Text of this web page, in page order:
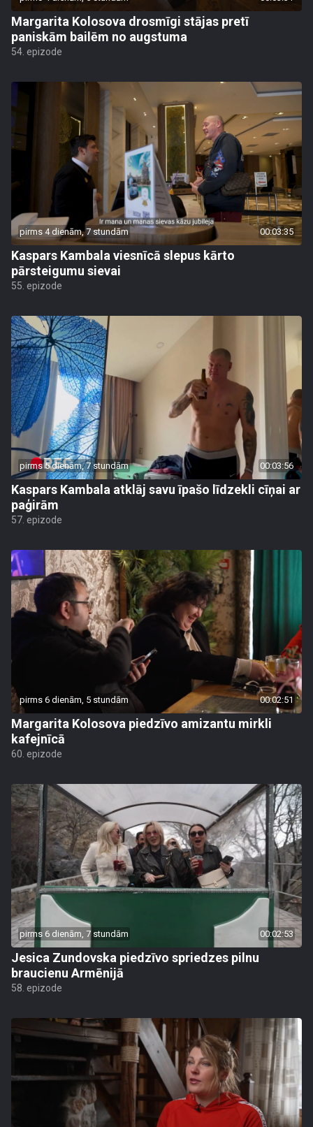
Margarita Kolosova drosmīgi stājas pretī
paniskām bailēm no augstuma
54. epizode
pirms 4 dienām, 7 stundām 00:03:35
Kaspars Kambala viesnīcā slepus kārto
pārsteigumu sievai
55. epizode
pirms 5 dienām, 7 stundām 00:03:56
Kaspars Kambala atklāj savu īpašo līdzekli cīņai ar
paģirām
57. epizode
pirms 6 dienām, 5 stundām 00:02:51
Margarita Kolosova piedzīvo amizantu mirkli
kafejnīcā
60. epizode
pirms 6 dienām, 7 stundām 00:02:53
Jesica Zundovska piedzīvo spriedzes pilnu
braucienu Armēnijā
58. epizode